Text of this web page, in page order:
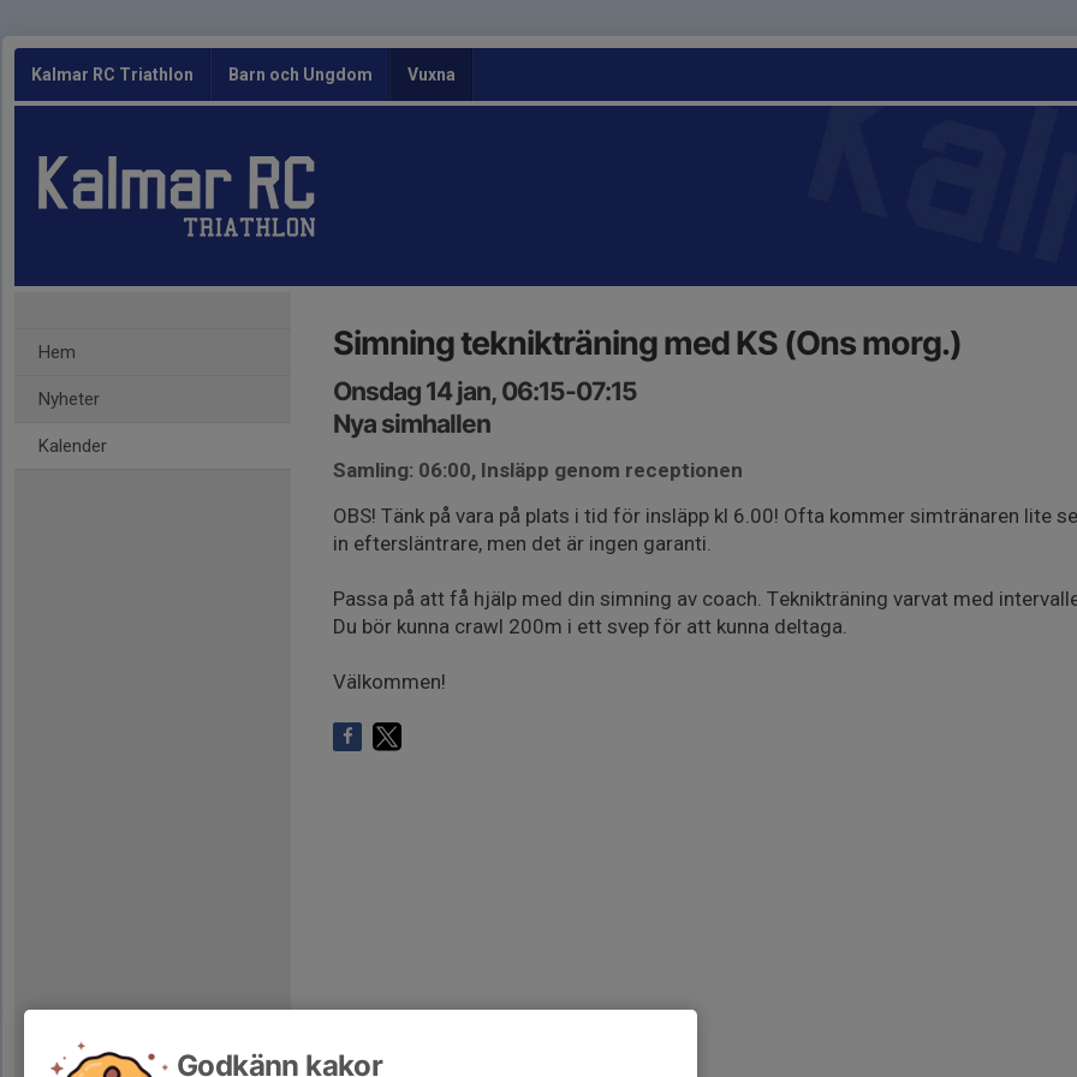
Kalmar RC Triathlon Barn och Ungdom Vuxna
Hem
Nyheter
Kalender
Simning teknikträning med KS (Ons morg.)
Onsdag 14 jan, 06:15-07:15
Nya simhallen
Samling: 06:00, Insläpp genom receptionen
OBS! Tänk på vara på plats i tid för insläpp kl 6.00! Ofta kommer simtränaren lite
in eftersläntrare, men det är ingen garanti.
Passa på att få hjälp med din simning av coach. Teknikträning varvat med
Du bör kunna crawl 200m i ett svep för att kunna deltaga.
Välkommen!
Godkänn kakor